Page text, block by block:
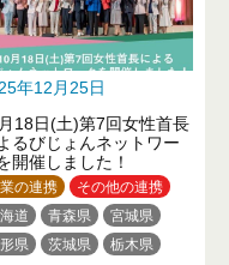
年12月25日
18日(土)第7回女性首長
るびじょんネットワー
開催しました！
の連携
その他の連携
道
青森県
宮城県
県
茨城県
栃木県